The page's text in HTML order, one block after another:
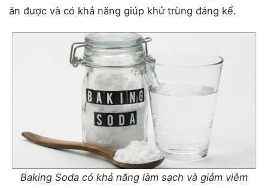
ăn được và có khả năng giúp khử trùng đáng kể.
Baking Soda có khả năng làm sạch và giảm viêm